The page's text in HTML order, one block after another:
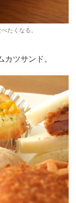
たくなる。
ツサンド。